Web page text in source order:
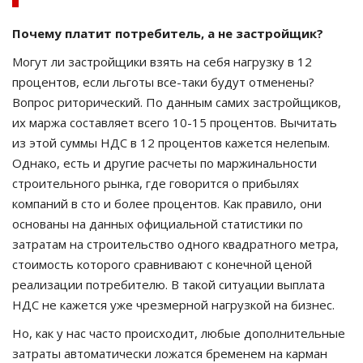
Почему платит потребитель, а не застройщик?
Могут ли застройщики взять на себя нагрузку в 12
процентов, если льготы все-таки будут отменены?
Вопрос риторический. По данным самих застройщиков,
их маржа составляет всего 10-15 процентов. Вычитать
из этой суммы НДС в 12 процентов кажется нелепым.
Однако, есть и другие расчеты по маржинальности
строительного рынка, где говорится о прибылях
компаний в сто и более процентов. Как правило, они
основаны на данных официальной статистики по
затратам на строительство одного квадратного метра,
стоимость которого сравнивают с конечной ценой
реализации потребителю. В такой ситуации выплата
НДС не кажется уже чрезмерной нагрузкой на бизнес.
Но, как у нас часто происходит, любые дополнительные
затраты автоматически ложатся бременем на карман